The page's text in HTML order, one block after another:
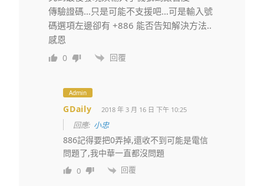
傳驗證碼…只是可能不支援吧…可是輸入號
碼選項左邊卻有 +886 能否告知解決方法..
感恩
0 回覆
Admin
GDaily 2018 年 3 月 16 日 下午 10:25
回應: 小忠
886記得要把0弄掉,還收不到可能是電信
問題了,我中華一直都沒問題
0 回覆